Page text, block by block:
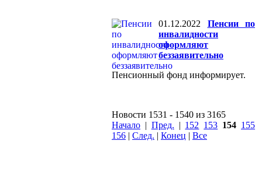
01.12.2022
Пенсии по
инвалидности
оформляют
беззаявительно
Пенсионный фонд информирует.
Новости 1531 - 1540 из 3165
Начало | Пред. | 152 153 154 155
156 | След. | Конец | Все